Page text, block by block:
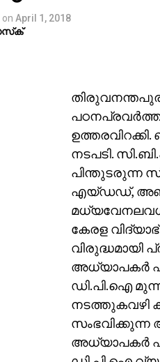
on April 1, 2018
നടപടി.
പിന്തുടരുന്ന
എയ്ഡഡ്, അണ്‍
കേരള
അധ്യാപകര്‍
ഡി.പി.ഐ
നടത്തുകവഴി
അധ്യാപകര്‍